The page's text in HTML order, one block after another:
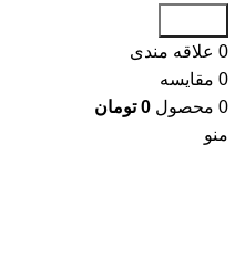
0 علاقه مندی
0 مقایسه
0 محصول 0 تومان
منو